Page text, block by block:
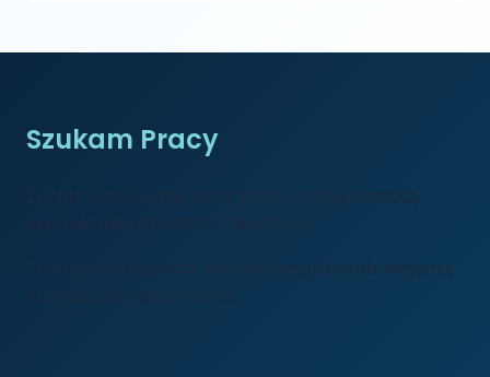
Szukam Pracy
Profesjonalny portal rekrutacyjny dla osób aktywnie